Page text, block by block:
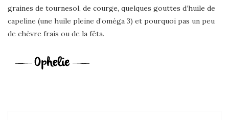
graines de tournesol, de courge, quelques gouttes d’huile de
capeline (une huile pleine d’oméga 3) et pourquoi pas un peu
de chèvre frais ou de la fêta.